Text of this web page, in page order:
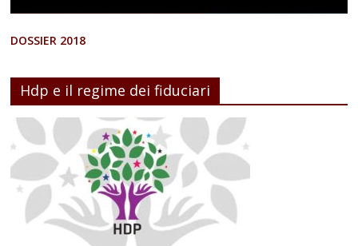
DOSSIER 2018
Hdp e il regime dei fiduciari